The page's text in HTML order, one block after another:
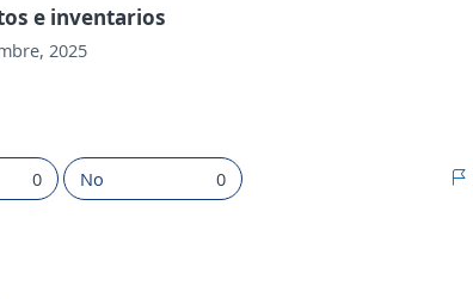
e inventarios
2025
0 No 0